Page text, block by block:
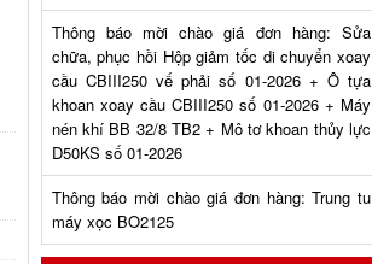
Thông báo mời chào giá đơn hàng: Sửa
chữa, phục hồi Hộp giảm tốc di chuyển xoay
cầu CBIII250 vế phải số 01-2026 + Ô tựa
khoan xoay cầu CBIII250 số 01-2026 + Máy
nén khí BB 32/8 TB2 + Mô tơ khoan thủy lực
D50KS số 01-2026
Thông báo mời chào giá đơn hàng: Trung tu
máy xọc BO2125